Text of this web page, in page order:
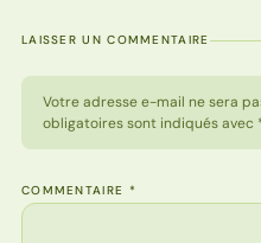
LAISSER UN COMMENTAIRE
Votre adresse e-mail ne sera
obligatoires sont indiqués avec
COMMENTAIRE *